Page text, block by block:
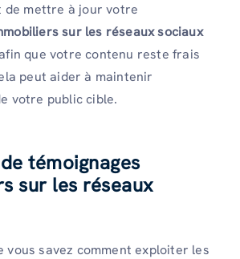
de mettre à jour votre
sur les réseaux sociaux
que votre contenu reste frais
peut aider à maintenir
votre public cible.
témoignages
sur les réseaux
vous savez comment exploiter les